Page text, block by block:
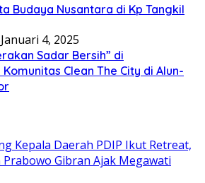
Budaya Nusantara di Kp Tangkil
Januari 4, 2025
Sadar Bersih” di
Clean The City di Alun-